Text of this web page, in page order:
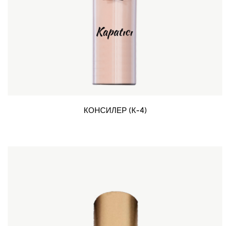
КОНСИЛЕР (К-4)